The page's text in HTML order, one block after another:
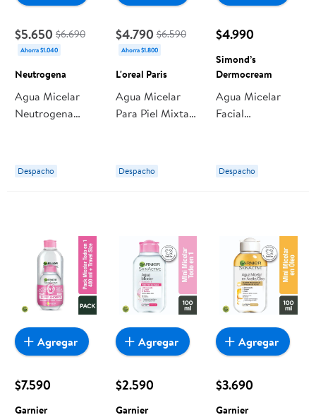
$5.650 $6.690
Ahorra $1.040
Neutrogena
Agua Micelar
Neutrogena
Despacho
$4.790 $6.590
Ahorra $1.800
L'oreal Paris
Agua Micelar
Para Piel Mixta
Despacho
$4.990
Simond’s
Dermocream
Agua Micelar
Facial
Vitamina B5
Dermoboost
Despacho
$7.590
Garnier
Agregar
$2.590
Garnier
Agregar
$3.690
Garnier
Agregar